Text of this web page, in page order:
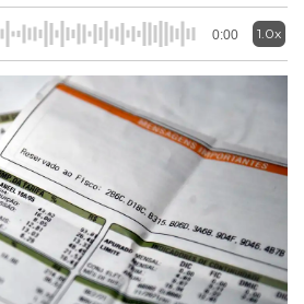
0:00 1.0x